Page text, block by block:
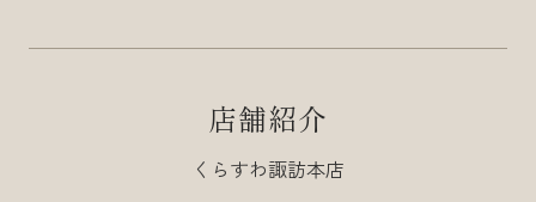
店舗紹介
くらすわ諏訪本店